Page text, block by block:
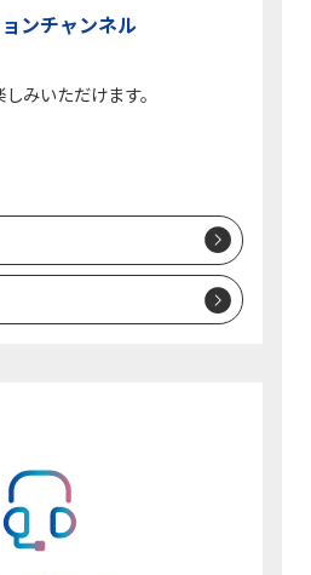
ンチャンネル
みいただけます。